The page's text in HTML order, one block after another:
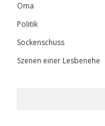
Oma
Politik
Sockenschuss
Szenen einer Lesbenehe